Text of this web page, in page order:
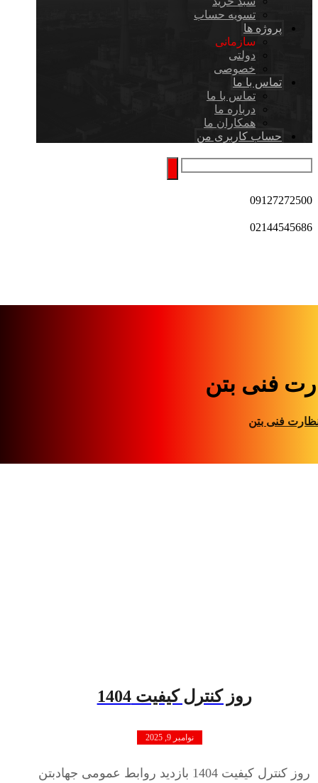
تسویه حساب
پروژه ها
سازمانی
دولتی
خصوصی
تماس با ما
تماس با ما
درباره ما
همکاران ما
حساب کاربری من
09127272500
02144545686
فنی بتن
فنی بتن
روز کنترل کیفیت 1404
نوامبر 9, 2025
روز کنترل کیفیت 1404 بازدید روابط عمومی جهادبتن